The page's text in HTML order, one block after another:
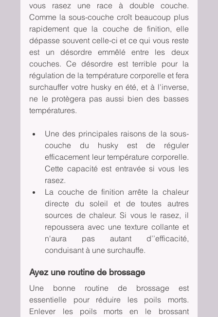
vous rasez une race à double couche.
Comme la sous-couche croît beaucoup plus
rapidement que la couche de finition, elle
dépasse souvent celle-ci et ce qui vous reste
est un désordre emmêlé entre les deux
couches. Ce désordre est terrible pour la
régulation de la température corporelle et fera
surchauffer votre husky en été, et à l'inverse,
ne le protègera pas aussi bien des basses
températures.
Une des principales raisons de la sous-
couche du husky est de réguler
efficacement leur température corporelle.
Cette capacité est entravée si vous les
rasez.
La couche de finition arrête la chaleur
directe du soleil et de toutes autres
sources de chaleur. Si vous le rasez, il
repoussera avec une texture collante et
n'aura pas autant d’’efficacité,
conduisant à une surchauffe.
Ayez une routine de brossage
Une bonne routine de brossage est
essentielle pour réduire les poils morts.
Enlever les poils morts en le brossant